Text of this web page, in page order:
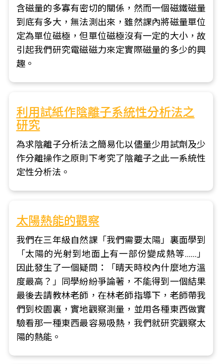
含磁量的多寡有密切的關係，然而一個磁鐵磁量
到底有多大，無法測出來，雖然課內將磁量單位
定為單位磁極，但單位磁極沒有一定的大小，故
引起我們研究電磁磁力來定實際磁量的多少的興
趣。
利用試紙作陰離子系統性分析法之
研究
為求陰離子分析法之簡易化以儘量少用試劑及少
作分離操作之原則下考究了陰離子之此一系統性
定性分析法。
太陽熱能的觀察
我們在三年級自然課「我們需要太陽」裏面學到
「太陽的光射到地面上有一部份變成熱等……」
因此發生了一個疑問：「晴天時校內什麼地方溫
度最高？」同學紛紛爭論著，不能得到一個結果
最後去請教林老師，在林老師指導下，老師帶我
們到校園裏，實地觀察測量，並用各種東西做實
驗看那一種東西最容易吸熱，我們就研究觀察太
陽的熱能。